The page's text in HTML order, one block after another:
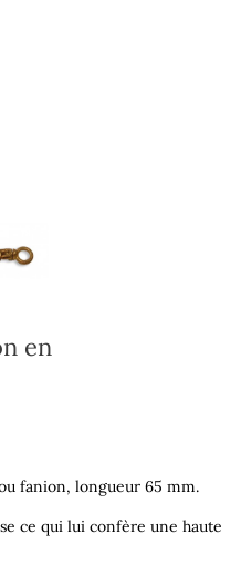
en
fanion, longueur 65 mm.
ce qui lui confère une haute